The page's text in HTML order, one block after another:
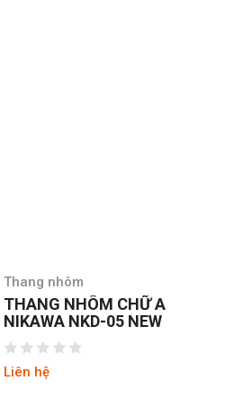
Thang nhôm
THANG NHÔM CHỮ A
NIKAWA NKD-06 NEW
Liên hệ